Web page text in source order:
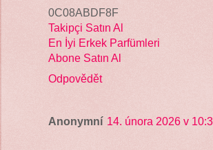
0C08ABDF8F
Takipçi Satın Al
En İyi Erkek Parfümleri
Abone Satın Al
Odpovědět
Anonymní 14. února 2026 v